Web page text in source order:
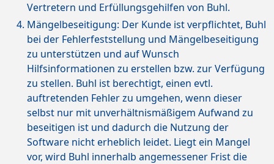
Vertretern und Erfüllungsgehilfen von Buhl.
Mängelbeseitigung: Der Kunde ist verpflichtet, Buhl
bei der Fehlerfeststellung und Mängelbeseitigung
zu unterstützen und auf Wunsch
Hilfsinformationen zu erstellen bzw. zur Verfügung
zu stellen. Buhl ist berechtigt, einen evtl.
auftretenden Fehler zu umgehen, wenn dieser
selbst nur mit unverhältnismäßigem Aufwand zu
beseitigen ist und dadurch die Nutzung der
Software nicht erheblich leidet. Liegt ein Mangel
vor, wird Buhl innerhalb angemessener Frist die